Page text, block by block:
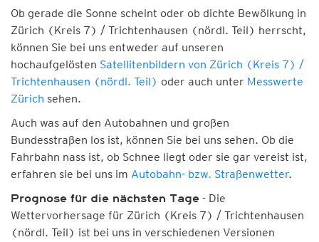
Ob gerade die Sonne scheint oder ob dichte Bewölkung in
Zürich (Kreis 7) / Trichtenhausen (nördl. Teil) herrscht,
können Sie bei uns entweder auf unseren
hochaufgelösten Satellitenbildern von Zürich (Kreis 7) /
Trichtenhausen (nördl. Teil) oder auch unter Messwerte
Zürich sehen.
Auch was auf den Autobahnen und großen
Bundesstraßen los ist, können Sie bei uns sehen. Ob die
Fahrbahn nass ist, ob Schnee liegt oder sie gar vereist ist,
erfahren sie bei uns im Autobahn- bzw. Straßenwetter.
Prognose für die nächsten Tage - Die
Wettervorhersage für Zürich (Kreis 7) / Trichtenhausen
(nördl. Teil) ist bei uns in verschiedenen Versionen